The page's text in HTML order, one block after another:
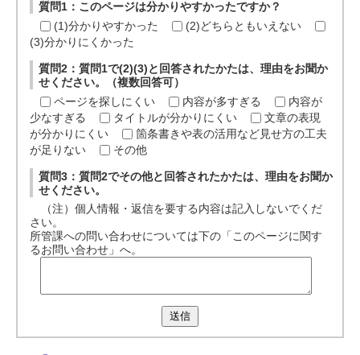
質問1：このページは分かりやすかったですか？
(1)分かりやすかった
(2)どちらともいえない
(3)分かりにくかった
質問2：質問1で(2)(3)と回答されたかたは、理由をお聞か
せください。（複数回答可）
ページを探しにくい
内容が多すぎる
内容が
少なすぎる
タイトルが分かりにくい
文章の表現
が分かりにくい
箇条書きや表の活用など見せ方の工夫
が足りない
その他
質問3：質問2でその他と回答されたかたは、理由をお聞か
せください。
（注）個人情報・返信を要する内容は記入しないでくだ
さい。
所管課への問い合わせについては下の「このページに関す
るお問い合わせ」へ。
送信